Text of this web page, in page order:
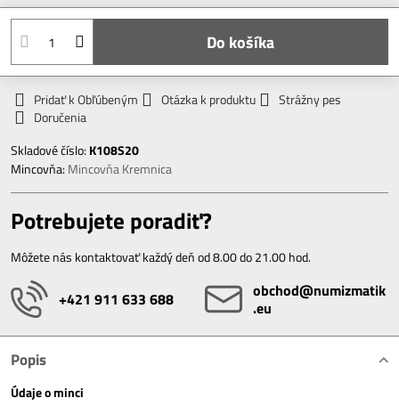
Do košíka
Pridať k Obľúbeným Otázka k produktu
Strážny pes
Doručenia
Skladové číslo: K108S20
Mincovňa: Mincovňa Kremnica
Potrebujete poradiť?
Môžete nás kontaktovať každý deň od 8.00 do 21.00 hod.
+421 911 633 688
obchod​@numizmatik​
.eu
Popis
Údaje o minci